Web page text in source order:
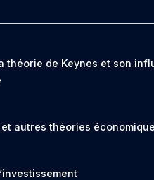
théorie de Keynes et son
autres théories